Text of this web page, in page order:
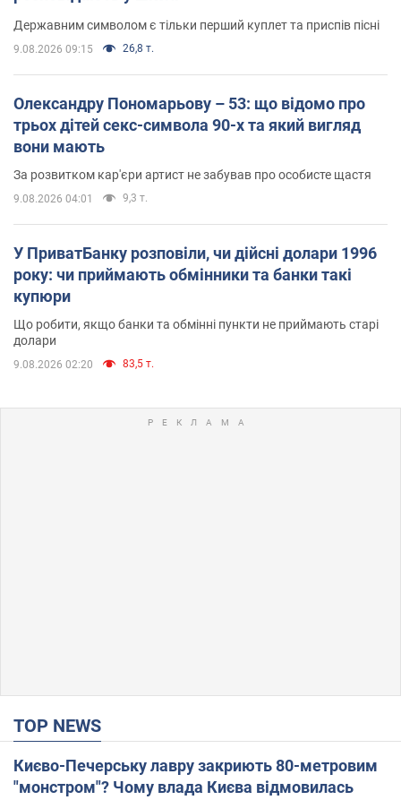
Державним символом є тільки перший куплет та приспів пісні
9.08.2026 09:15 26,8 т.
Олександру Пономарьову – 53: що відомо про
трьох дітей секс-символа 90-х та який вигляд
вони мають
За розвитком кар'єри артист не забував про особисте щастя
9.08.2026 04:01 9,3 т.
У ПриватБанку розповіли, чи дійсні долари 1996
року: чи приймають обмінники та банки такі
купюри
Що робити, якщо банки та обмінні пункти не приймають старі
долари
9.08.2026 02:20 83,5 т.
TOP NEWS
Києво-Печерську лавру закриють 80-метровим
"монстром"? Чому влада Києва відмовилась